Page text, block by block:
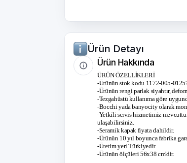
Ürün Detayı
Ürün Hakkında
ÜRÜN ÖZELLİKLERİ
-Ürünün stok kodu 1172-005-
-Ürünün rengi parlak siyahtır,
-Tezgahüstü kullanıma göre
-Bocchi yada banyocity olarak
-Yetkili servis hizmetimiz
ulaşabilirsiniz.
-Seramik kapak fiyata dahildir.
-Ürünün 10 yıl boyunca fabrika
-Üretim yeri Türkiyedir.
-Ürünün ölçüleri 56x38 cm'dir.